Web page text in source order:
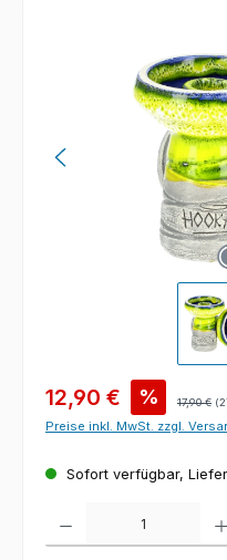
Verkaufspreis:
12,90 € % Regulärer
17,90 €
Preise inkl. MwSt. zzgl.
Sofort verfügbar,